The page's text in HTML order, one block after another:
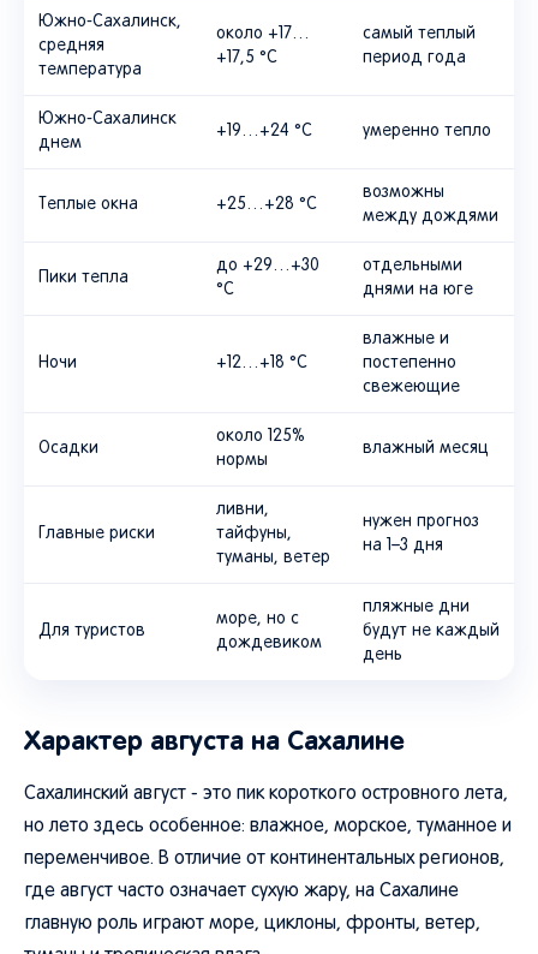
Южно-Сахалинск,
средняя
температура
около +17…
+17,5 °C
самый теплый
период года
Южно-Сахалинск
днем
+19…+24 °C умеренно тепло
Теплые окна +25…+28 °C
возможны
между дождями
Пики тепла
до +29…+30
°C
отдельными
днями на юге
Ночи +12…+18 °C
влажные и
постепенно
свежеющие
Осадки
около 125%
нормы
влажный месяц
Главные риски
ливни,
тайфуны,
туманы, ветер
нужен прогноз
на 1–3 дня
Для туристов
море, но с
дождевиком
пляжные дни
будут не каждый
день
Характер августа на Сахалине
Сахалинский август - это пик короткого островного лета,
но лето здесь особенное: влажное, морское, туманное и
переменчивое. В отличие от континентальных регионов,
где август часто означает сухую жару, на Сахалине
главную роль играют море, циклоны, фронты, ветер,